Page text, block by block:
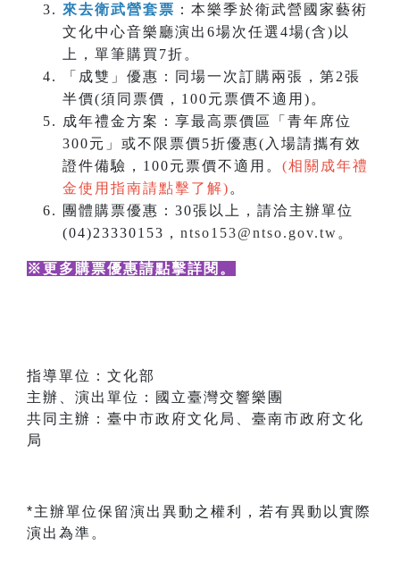
來去衛武營套票 ：本樂季於衛武營國家藝術
文化中心音樂廳演出6場次任選4場(含)以
上，單筆購買7折。
「成雙」優惠：同場一次訂購兩張，第2張
半價(須同票價，100元票價不適用)。
成年禮金方案：享最高票價區「青年席位
300元」或不限票價5折優惠(入場請攜有效
證件備驗，100元票價不適用。 (相關成年禮
金使用指南請點擊了解) 。
團體購票優惠：30張以上，請洽主辦單位
(04)23330153， ntso153@ntso.gov.tw 。
※更多購票優惠請點擊詳閱 。
指導單位：文化部
主辦、演出單位：國立臺灣交響樂團
共同主辦：臺中市政府文化局、臺南市政府文化
局
*主辦單位保留演出異動之權利，若有異動以實際
演出為準。